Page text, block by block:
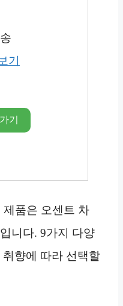
기
기
제품은 오센트 차
니다. 9가지 다양
향에 따라 선택할